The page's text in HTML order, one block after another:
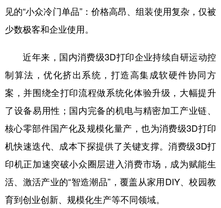
见的“小众冷门单品”：价格高昂、组装使用复杂，仅被
少数极客和企业使用。
近年来，国内消费级3D打印企业持续自研运动控
制算法，优化挤出系统，打造高集成软硬件协同方
案，并围绕全打印流程做系统化体验升级，大幅提升
了设备易用性；国内完备的机电与精密加工产业链、
核心零部件国产化及规模化量产，也为消费级3D打印
机快速迭代、成本下探提供了关键支撑。消费级3D打
印机正加速突破小众圈层进入消费市场，成为赋能生
活、激活产业的“智造潮品”，覆盖从家用DIY、校园教
育到创业创新、规模化生产等不同领域。